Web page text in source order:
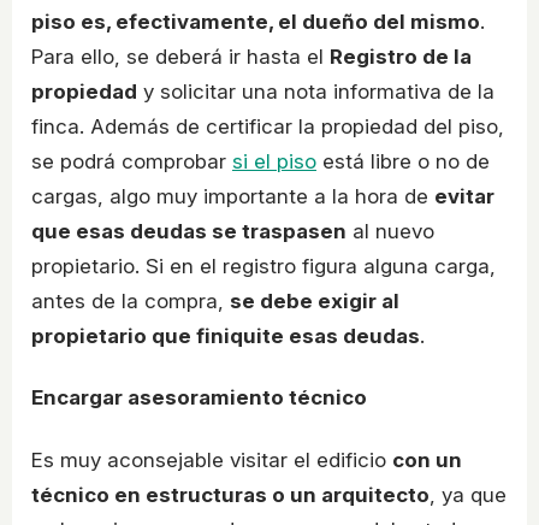
piso es, efectivamente, el dueño del mismo.
Para ello, se deberá ir hasta el Registro de la
propiedad y solicitar una nota informativa de la
finca. Además de certificar la propiedad del piso,
se podrá comprobar si el piso está libre o no de
cargas, algo muy importante a la hora de evitar
que esas deudas se traspasen al nuevo
propietario. Si en el registro figura alguna carga,
antes de la compra, se debe exigir al
propietario que finiquite esas deudas.
Encargar asesoramiento técnico
Es muy aconsejable visitar el edificio con un
técnico en estructuras o un arquitecto , ya que